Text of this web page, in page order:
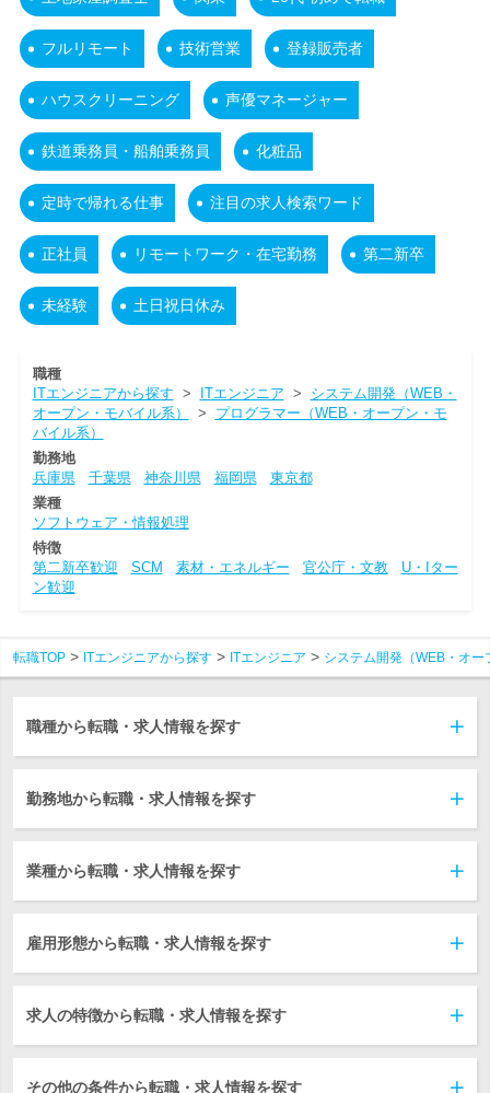
フルリモート 技術営業 登録販売者
ハウスクリーニング 声優マネージャー
鉄道乗務員・船舶乗務員 化粧品
定時で帰れる仕事 注目の求人検索ワード
正社員 リモートワーク・在宅勤務 第二新卒
未経験 土日祝日休み
職種
ITエンジニアから探す > ITエンジニア > システム開発（WEB・
オープン・モバイル系）
> プログラマー（WEB・オープン・モ
バイル系）
勤務地
兵庫県
千葉県 神奈川県 福岡県
東京都
業種
ソフトウェア・情報処理
特徴
第二新卒歓迎
SCM 素材・エネルギー 官公庁・文教
U・Iター
ン歓迎
転職TOP ITエンジニアから探す ITエンジニア システム開発（WEB・オ
職種から転職・求人情報を探す
勤務地から転職・求人情報を探す
業種から転職・求人情報を探す
雇用形態から転職・求人情報を探す
求人の特徴から転職・求人情報を探す
その他の条件から転職・求人情報を探す